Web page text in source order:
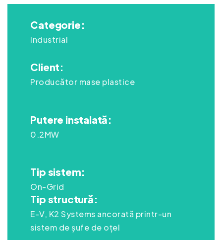
Categorie:
Industrial
Client:
Producător mase plastice
Putere instalată:
0.2MW
Tip sistem:
On-Grid
Tip structură:
E-V, K2 Systems ancorată printr-un
sistem de șufe de oțel